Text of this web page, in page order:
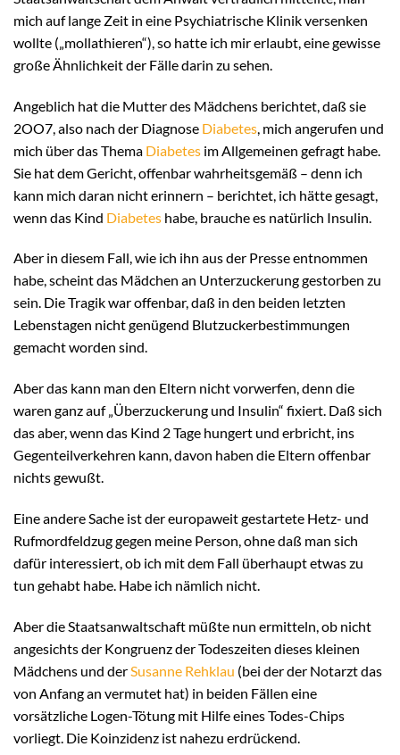
mich auf lange Zeit in eine Psychiatrische Klinik versenken
wollte („mollathieren“), so hatte ich mir erlaubt, eine gewisse
große Ähnlichkeit der Fälle darin zu sehen.
Angeblich hat die Mutter des Mädchens berichtet, daß sie
2OO7, also nach der Diagnose Diabetes , mich angerufen und
mich über das Thema Diabetes im Allgemeinen gefragt habe.
Sie hat dem Gericht, offenbar wahrheitsgemäß – denn ich
kann mich daran nicht erinnern – berichtet, ich hätte gesagt,
wenn das Kind Diabetes habe, brauche es natürlich Insulin.
Aber in diesem Fall, wie ich ihn aus der Presse entnommen
habe, scheint das Mädchen an Unterzuckerung gestorben zu
sein. Die Tragik war offenbar, daß in den beiden letzten
Lebenstagen nicht genügend Blutzuckerbestimmungen
gemacht worden sind.
Aber das kann man den Eltern nicht vorwerfen, denn die
waren ganz auf „Überzuckerung und Insulin“ fixiert. Daß sich
das aber, wenn das Kind 2 Tage hungert und erbricht, ins
Gegenteilverkehren kann, davon haben die Eltern offenbar
nichts gewußt.
Eine andere Sache ist der europaweit gestartete Hetz- und
Rufmordfeldzug gegen meine Person, ohne daß man sich
dafür interessiert, ob ich mit dem Fall überhaupt etwas zu
tun gehabt habe. Habe ich nämlich nicht.
Aber die Staatsanwaltschaft müßte nun ermitteln, ob nicht
angesichts der Kongruenz der Todeszeiten dieses kleinen
Mädchens und der Susanne Rehklau (bei der der Notarzt das
von Anfang an vermutet hat) in beiden Fällen eine
vorsätzliche Logen-Tötung mit Hilfe eines Todes-Chips
vorliegt. Die Koinzidenz ist nahezu erdrückend.